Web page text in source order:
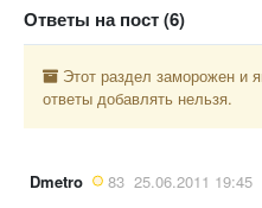
Ответы на пост (6)
Этот раздел заморожен и
ответы добавлять нельзя.
Dmetro 83 25.06.2011 19:45